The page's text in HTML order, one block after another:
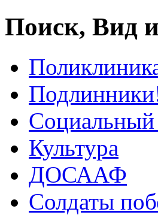
Поиск, Вид
Культура
ДОСААФ
Солдаты